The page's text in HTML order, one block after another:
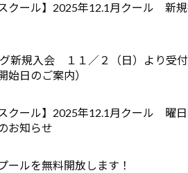
クール】2025年12.1月クール 新
グ新規入会 １１／２（日）より受
始日のご案内）
クール】2025年12.1月クール 曜
お知らせ
ールを無料開放します！